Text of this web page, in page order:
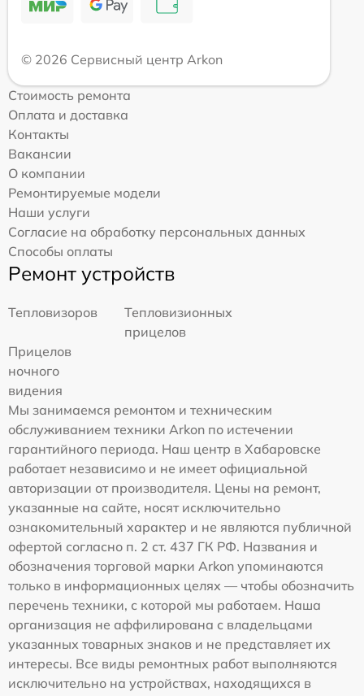
© 2026 Сервисный центр Arkon
Стоимость ремонта
Оплата и доставка
Контакты
Вакансии
О компании
Ремонтируемые модели
Наши услуги
Согласие на обработку персональных данных
Способы оплаты
Ремонт устройств
Тепловизоров
Тепловизионных
прицелов
Прицелов
ночного
видения
Мы занимаемся ремонтом и техническим
обслуживанием техники Arkon по истечении
гарантийного периода. Наш центр в Хабаровске
работает независимо и не имеет официальной
авторизации от производителя. Цены на ремонт,
указанные на сайте, носят исключительно
ознакомительный характер и не являются публичной
офертой согласно п. 2 ст. 437 ГК РФ. Названия и
обозначения торговой марки Arkon упоминаются
только в информационных целях — чтобы обозначить
перечень техники, с которой мы работаем. Наша
организация не аффилирована с владельцами
указанных товарных знаков и не представляет их
интересы. Все виды ремонтных работ выполняются
исключительно на устройствах, находящихся в